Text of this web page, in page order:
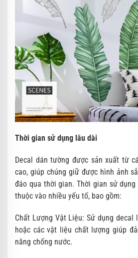
Thời gian sử dụng lâu dài
Decal dán tường được sản xuất từ
cao, giúp chúng giữ được hình ảnh
đáo qua thời gian. Thời gian sử
thuộc vào nhiều yếu tố, bao gồm:
Chất Lượng Vật Liệu: Sử dụng
hoặc các vật liệu chất lượng giúp
năng chống nước.